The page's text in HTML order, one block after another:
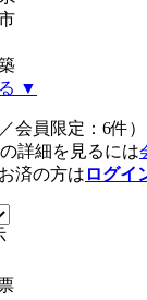
▼
会員限定：6件）
詳細を見るには
済の方は ログイ